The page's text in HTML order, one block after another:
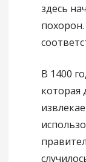
здесь
В 1400
которая